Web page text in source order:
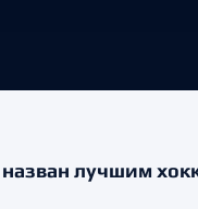
лучшим